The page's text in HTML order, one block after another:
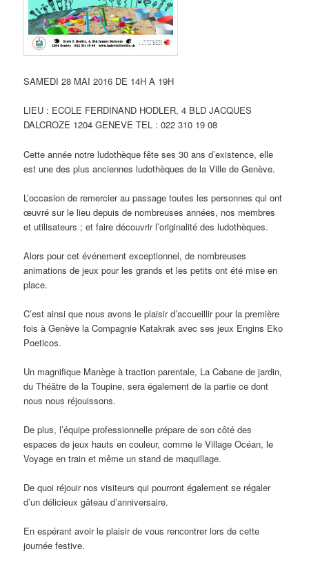
SAMEDI 28 MAI 2016 DE 14H A 19H
LIEU : ECOLE FERDINAND HODLER, 4 BLD JACQUES
DALCROZE 1204 GENEVE TEL : 022 310 19 08
Cette année notre ludothèque fête ses 30 ans d’existence, elle
est une des plus anciennes ludothèques de la Ville de Genève.
L’occasion de remercier au passage toutes les personnes qui ont
œuvré sur le lieu depuis de nombreuses années, nos membres
et utilisateurs ; et faire découvrir l’originalité des ludothèques.
Alors pour cet événement exceptionnel, de nombreuses
animations de jeux pour les grands et les petits ont été mise en
place.
C’est ainsi que nous avons le plaisir d’accueillir pour la première
fois à Genève la Compagnie Katakrak avec ses jeux Engins Eko
Poeticos.
Un magnifique Manège à traction parentale, La Cabane de jardin,
du Théâtre de la Toupine, sera également de la partie ce dont
nous nous réjouissons.
De plus, l’équipe professionnelle prépare de son côté des
espaces de jeux hauts en couleur, comme le Village Océan, le
Voyage en train et même un stand de maquillage.
De quoi réjouir nos visiteurs qui pourront également se régaler
d’un délicieux gâteau d’anniversaire.
En espérant avoir le plaisir de vous rencontrer lors de cette
journée festive.